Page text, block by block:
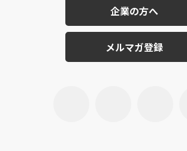
企業の方へ
メルマガ登録